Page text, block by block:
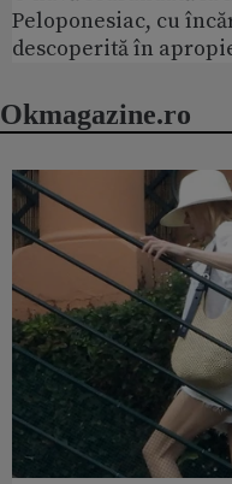
Peloponesiac, cu
descoperită în
Okmagazine.ro